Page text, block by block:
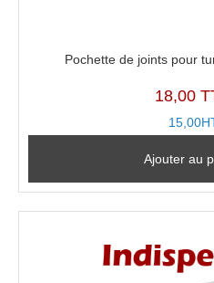
Pochette de joints pour
18,00
Ajouter au